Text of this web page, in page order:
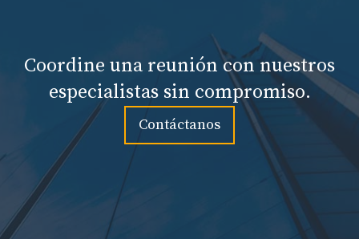
Coordine una reunión con nuestros
especialistas sin compromiso.
Contáctanos